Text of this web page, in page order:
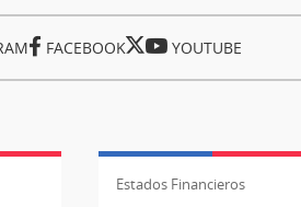
FACEBOOK YOUTUBE
Estados Financieros